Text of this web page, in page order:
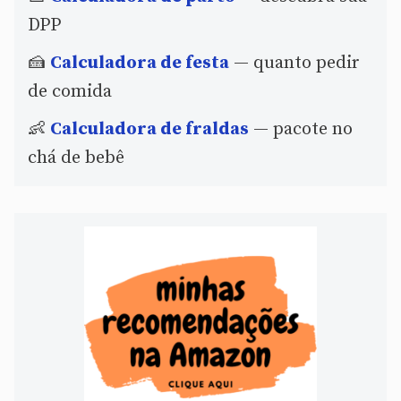
DPP
🍰 Calculadora de festa — quanto pedir
de comida
👶 Calculadora de fraldas — pacote no
chá de bebê